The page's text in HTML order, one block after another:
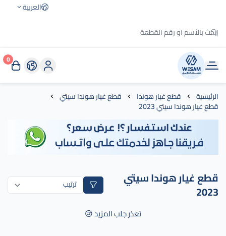
العربية
وسام الطريق
0
الرئيسية قطع غيار هوندا قطع غيار هوندا سيتي
قطع غيار هوندا سيتي 2023
قطع غيار هوندا سيتي
2023
تعذر جلب المزيد 😢